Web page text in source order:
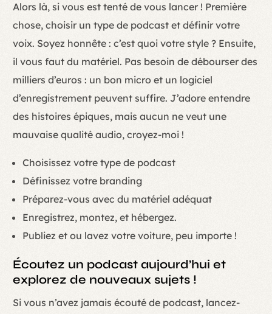
Alors là, si vous est tenté de vous lancer ! Première
chose, choisir un type de podcast et définir votre
voix. Soyez honnête : c’est quoi votre style ? Ensuite,
il vous faut du matériel. Pas besoin de débourser des
milliers d’euros : un bon micro et un logiciel
d’enregistrement peuvent suffire. J’adore entendre
des histoires épiques, mais aucun ne veut une
mauvaise qualité audio, croyez-moi !
Choisissez votre type de podcast
Définissez votre branding
Préparez-vous avec du matériel adéquat
Enregistrez, montez, et hébergez.
Publiez et ou lavez votre voiture, peu importe !
Écoutez un podcast aujourd’hui et
explorez de nouveaux sujets !
Si vous n’avez jamais écouté de podcast, lancez-